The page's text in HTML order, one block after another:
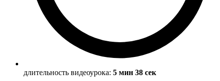
длительность видеоурока: 5 мин 38 сек